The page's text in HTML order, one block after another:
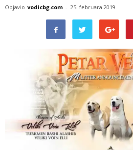
Objavio vodicbg.com - 25. februara 2019.